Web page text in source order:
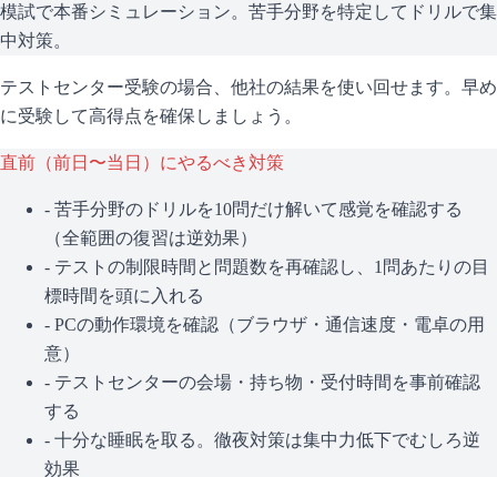
模試で本番シミュレーション。苦手分野を特定してドリルで集
中対策。
テストセンター受験の場合、他社の結果を使い回せます。早め
に受験して高得点を確保しましょう。
直前（前日〜当日）にやるべき対策
- 苦手分野のドリルを10問だけ解いて感覚を確認する
（全範囲の復習は逆効果）
- テストの制限時間と問題数を再確認し、1問あたりの目
標時間を頭に入れる
- PCの動作環境を確認（ブラウザ・通信速度・電卓の用
意）
- テストセンターの会場・持ち物・受付時間を事前確認
する
- 十分な睡眠を取る。徹夜対策は集中力低下でむしろ逆
効果